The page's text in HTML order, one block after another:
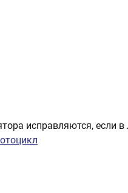
исправляются, если в